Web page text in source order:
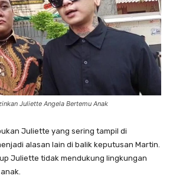
Juliette Angela Bertemu Anak
Juliette yang sering tampil di
alasan lain di balik keputusan Martin.
Juliette tidak mendukung lingkungan